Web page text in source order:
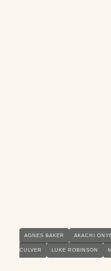
AGNES BAKER AKACHI
CULVER LUKE ROBINSON